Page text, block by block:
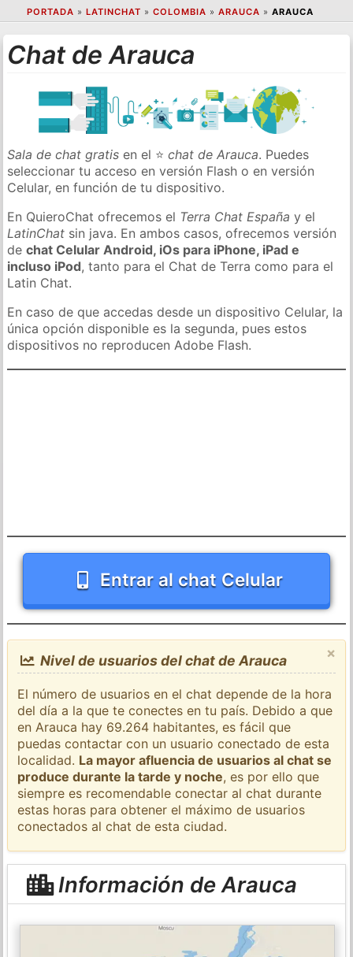
PORTADA » LATINCHAT » COLOMBIA » ARAUCA » ARAUCA
Chat de Arauca
Sala de chat gratis en el ⭐chat de Arauca. Puedes
seleccionar tu acceso en versión Flash o en versión
Celular, en función de tu dispositivo.
En QuieroChat ofrecemos el Terra Chat España y el
LatinChat sin java. En ambos casos, ofrecemos versión
dechat Celular Android, iOs para iPhone, iPad e
incluso iPod, tanto para el Chat de Terra como para el
Latin Chat.
En caso de que accedas desde un dispositivo Celular, la
única opción disponible es la segunda, pues estos
dispositivos no reproducen Adobe Flash.
Entrar al chat Celular
×
Nivel de usuarios del chat de Arauca
El número de usuarios en el chat depende de la hora
del día a la que te conectes en tu país. Debido a que
en Arauca hay 69.264 habitantes, es fácil que
puedas contactar con un usuario conectado de esta
localidad. La mayor afluencia de usuarios al chat se
produce durante la tarde y noche, es por ello que
siempre es recomendable conectar al chat durante
estas horas para obtener el máximo de usuarios
conectados al chat de esta ciudad.
Información de Arauca